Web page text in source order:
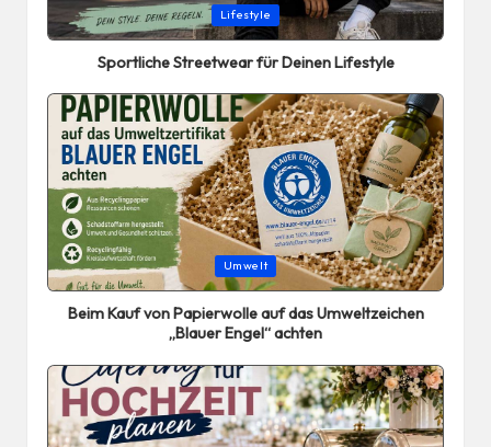
Posted
in
Lifestyle
Sportliche Streetwear für Deinen Lifestyle
Posted
in
Umwelt
Beim Kauf von Papierwolle auf das Umweltzeichen
„Blauer Engel“ achten